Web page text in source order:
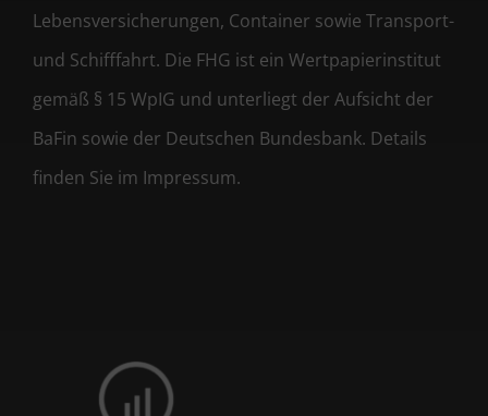
Lebensversicherungen, Container sowie Transport-
und Schifffahrt. Die FHG ist ein Wertpapierinstitut
gemäß § 15 WpIG und unterliegt der Aufsicht der
BaFin sowie der Deutschen Bundesbank. Details
finden Sie im Impressum.